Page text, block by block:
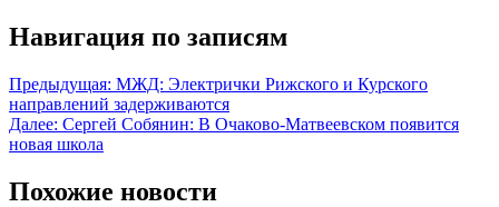
Навигация по записям
Предыдущая: МЖД: Электрички Рижского и Курского
направлений задерживаются
Далее: Сергей Собянин: В Очаково-Матвеевском появится
новая школа
Похожие новости